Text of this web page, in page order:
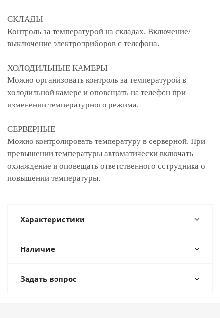
СКЛАДЫ
Контроль за температурой на складах. Включение/
выключение электроприборов с телефона.
ХОЛОДИЛЬНЫЕ КАМЕРЫ
Можно организовать контроль за температурой в
холодильной камере и оповещать на телефон при
изменении температурного режима.
СЕРВЕРНЫЕ
Можно контролировать температуру в серверной. При
превышении температуры автоматически включать
охлаждение и оповещать ответственного сотрудника о
повышении температуры.
Характеристики
Наличие
Задать вопрос